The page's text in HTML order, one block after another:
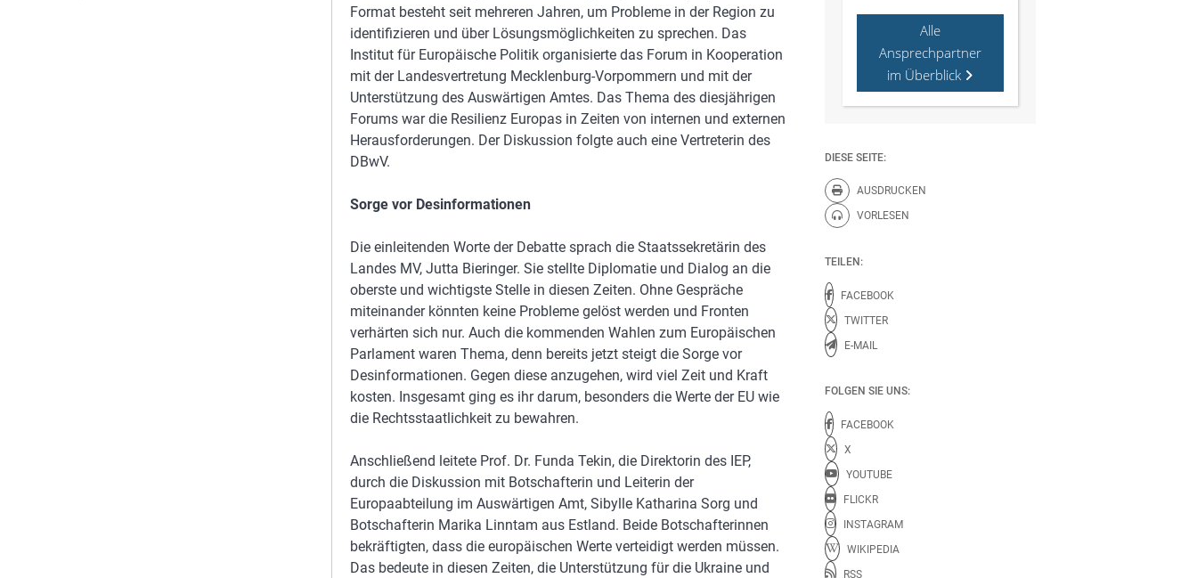
Format besteht seit mehreren Jahren, um Probleme in der Region zu
identifizieren und über Lösungsmöglichkeiten zu sprechen. Das
Institut für Europäische Politik organisierte das Forum in Kooperation
mit der Landesvertretung Mecklenburg-Vorpommern und mit der
Unterstützung des Auswärtigen Amtes. Das Thema des diesjährigen
Forums war die Resilienz Europas in Zeiten von internen und externen
Herausforderungen. Der Diskussion folgte auch eine Vertreterin des
DBwV.
Sorge vor Desinformationen
Die einleitenden Worte der Debatte sprach die Staatssekretärin des
Landes MV, Jutta Bieringer. Sie stellte Diplomatie und Dialog an die
oberste und wichtigste Stelle in diesen Zeiten. Ohne Gespräche
miteinander könnten keine Probleme gelöst werden und Fronten
verhärten sich nur. Auch die kommenden Wahlen zum Europäischen
Parlament waren Thema, denn bereits jetzt steigt die Sorge vor
Desinformationen. Gegen diese anzugehen, wird viel Zeit und Kraft
kosten. Insgesamt ging es ihr darum, besonders die Werte der EU wie
die Rechtsstaatlichkeit zu bewahren.
Anschließend leitete Prof. Dr. Funda Tekin, die Direktorin des IEP,
durch die Diskussion mit Botschafterin und Leiterin der
Europaabteilung im Auswärtigen Amt, Sibylle Katharina Sorg und
Botschafterin Marika Linntam aus Estland. Beide Botschafterinnen
bekräftigten, dass die europäischen Werte verteidigt werden müssen.
Das bedeute in diesen Zeiten, die Unterstützung für die Ukraine und
Alle
Ansprechpartner
im Überblick
DIESE SEITE:
AUSDRUCKEN
Diese Seite drucken.
VORLESEN
Diese Seite vorlesen.
TEILEN:
FACEBOOK
TWITTER
E-MAIL
FOLGEN SIE UNS:
FACEBOOK
X
YOUTUBE
FLICKR
INSTAGRAM
WIKIPEDIA
RSS